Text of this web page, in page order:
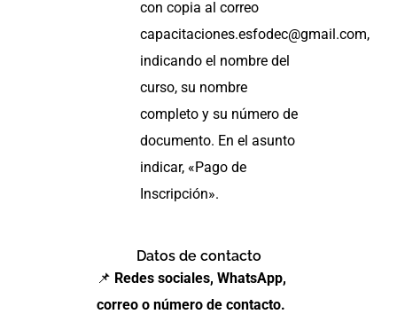
con copia al correo
capacitaciones.esfodec@gmail.com,
indicando el nombre del
curso, su nombre
completo y su número de
documento. En el asunto
indicar, «Pago de
Inscripción».
Datos de contacto
📌 Redes sociales, WhatsApp,
correo o número de contacto.